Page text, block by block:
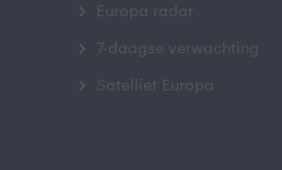
Europa radar
7-daagse verwachting
Satelliet Europa